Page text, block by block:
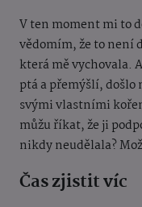
V ten moment mi to
vědomím, že to není
která mě vychovala.
ptá a přemýšlí, došlo
svými vlastními
můžu říkat, že ji
nikdy neudělala?
Čas zjistit víc